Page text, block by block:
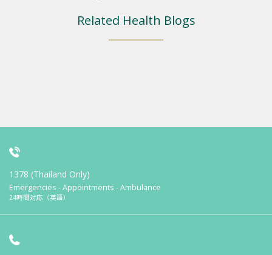
Related Health Blogs
1378 (Thailand Only)
Emergencies - Appointments - Ambulance
24時間対応（英語）